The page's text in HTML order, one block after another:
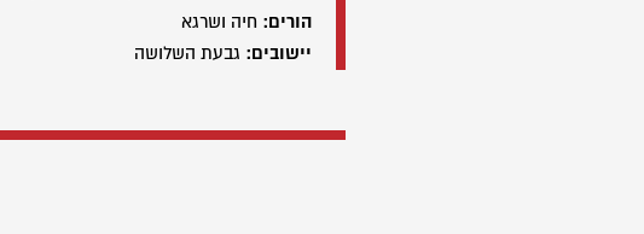
הורים: חיה ושרגא
יישובים: גבעת השלושה